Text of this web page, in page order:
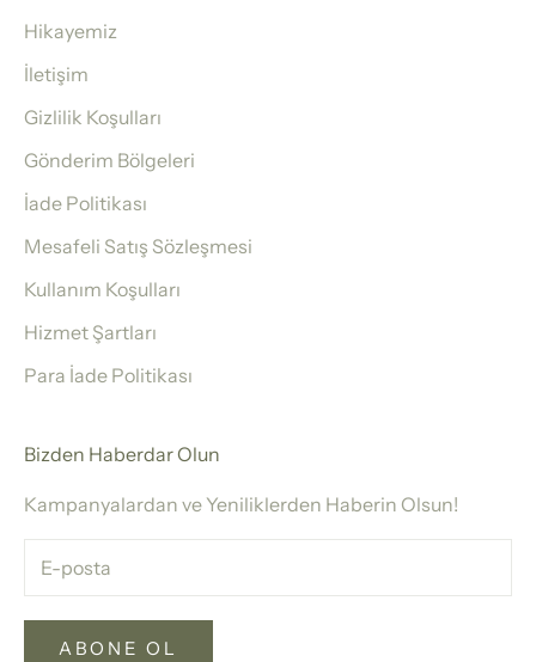
Hikayemiz
İletişim
Gizlilik Koşulları
Gönderim Bölgeleri
İade Politikası
Mesafeli Satış Sözleşmesi
Kullanım Koşulları
Hizmet Şartları
Para İade Politikası
Bizden Haberdar Olun
Kampanyalardan ve Yeniliklerden Haberin Olsun!
ABONE OL